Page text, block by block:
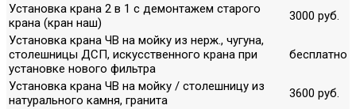
Установка крана 2 в 1 с демонтажем старого
крана (кран наш)
3000 руб.
Установка крана ЧВ на мойку из нерж., чугуна,
столешницы ДСП, искусственного крана при
установке нового фильтра
бесплатно
Установка крана ЧВ на мойку / столешницу из
натурального камня, гранита
3600 руб.